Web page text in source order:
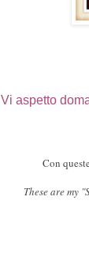
Vi aspetto
Con
These are my